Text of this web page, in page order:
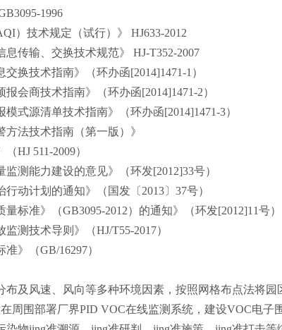
1996
）技术规定（试行）》HJ633-2012
息传输、交换技术规范》HJ-T352-2007
交换技术指南》（环办函[2014]1471-1 ）
报会商技术指南》（环办函[2014]1471-2）
模式源清单技术指南》（环办函[2014]1471-3）
方法技术指南（第一版）》
（HJ 511-2009）
监测能力建设的意见》（环发[2012]33号）
行动计划的通知》（国发〔 2013〕37号）
量标准》（GB3095-2012）的通知》（环发[2012]11号）
监测技术导则》（HJ/T55-2017）
准》（GB/16297）
及风速、风向等多种环境因素，按照网格布点法将园
在周围部署厂界PID VOC在线监测系统，建设VOC电子